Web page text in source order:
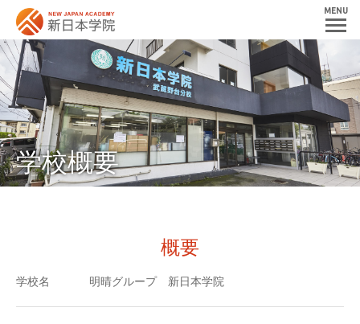
MENU
学校概要
概要
学校名 明晴グループ 新日本学院